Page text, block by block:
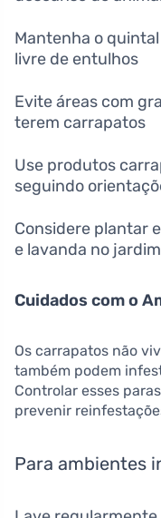
Mantenha o
livre de entulhos
Evite áreas com
terem carrapatos
Use produtos
seguindo
Considere plantar
e lavanda no jardim
Cuidados com o
Os carrapatos não
também podem
Controlar esses
prevenir
Para ambientes